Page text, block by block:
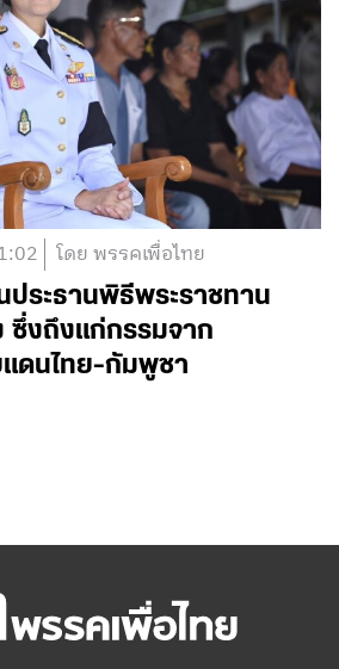
โดย พรรคเพื่อไทย
นประธานพิธีพระราชทาน
ซึ่งถึงแก่กรรมจาก
ดนไทย-กัมพูชา